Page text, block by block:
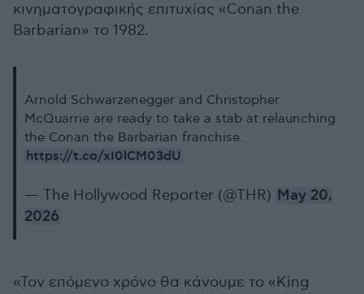
κινηματογραφικής επιτυχίας «Conan the
Barbarian» το 1982.
Arnold Schwarzenegger and Christopher
McQuarrie are ready to take a stab at relaunching
the Conan the Barbarian franchise.
https://t.co/xI0lCM03dU
— The Hollywood Reporter (@THR) May 20,
2026
«Τον επόμενο χρόνο θα κάνουμε το «King